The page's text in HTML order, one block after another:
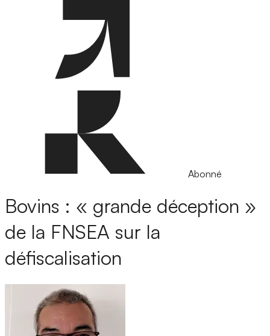
Abonné
Bovins : « grande déception »
de la FNSEA sur la
défiscalisation